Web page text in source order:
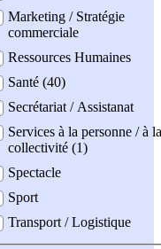
Marketing / Stratégie
commerciale
Ressources Humaines
Santé (40)
Secrétariat / Assistanat
Services à la personne / à la
collectivité (1)
Spectacle
Sport
Transport / Logistique